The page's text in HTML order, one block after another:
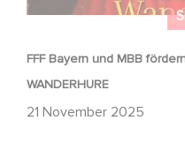
FFF Bayern und MBB
WANDERHURE
21 November 2025